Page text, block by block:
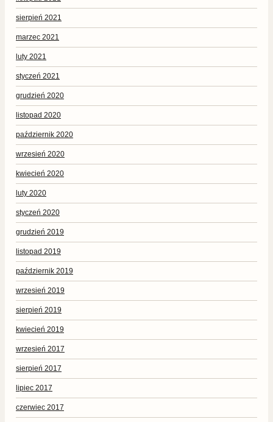
sierpień 2021
marzec 2021
luty 2021
styczeń 2021
grudzień 2020
listopad 2020
październik 2020
wrzesień 2020
kwiecień 2020
luty 2020
styczeń 2020
grudzień 2019
listopad 2019
październik 2019
wrzesień 2019
sierpień 2019
kwiecień 2019
wrzesień 2017
sierpień 2017
lipiec 2017
czerwiec 2017